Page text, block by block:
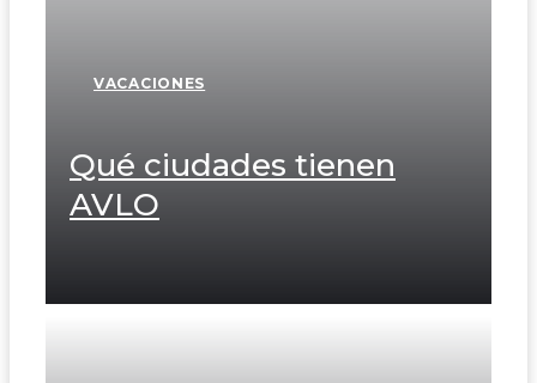
VACACIONES
Qué ciudades tienen
AVLO